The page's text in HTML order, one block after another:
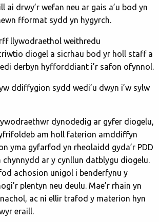
ai drwy’r wefan neu ar gais a’u bod yn
fformat sydd yn hygyrch.
llywodraethol weithredu
diogel a sicrhau bod yr holl staff a
derbyn hyfforddiant i’r safon ofynnol.
ddiffygion sydd wedi’u dwyn i’w sylw
dynodedig ar gyfer diogelu,
am holl faterion amddiffyn
yma gyfarfod yn rheolaidd gyda’r PDD
ar y cynllun datblygu diogelu.
achosion unigol i benderfynu y
plentyn neu deulu. Mae’r rhain yn
ac ni ellir trafod y materion hyn
eraill.